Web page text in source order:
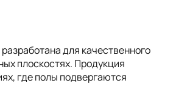
для качественного
плоскостях. Продукция
где полы подвергаются